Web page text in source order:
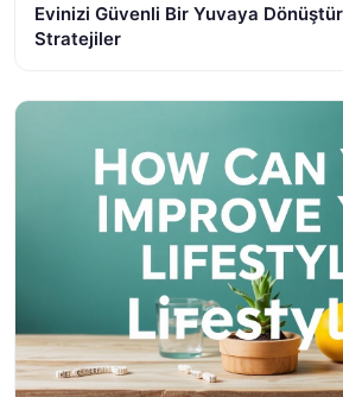
Evinizi Güvenli Bir Yuvaya
Stratejiler